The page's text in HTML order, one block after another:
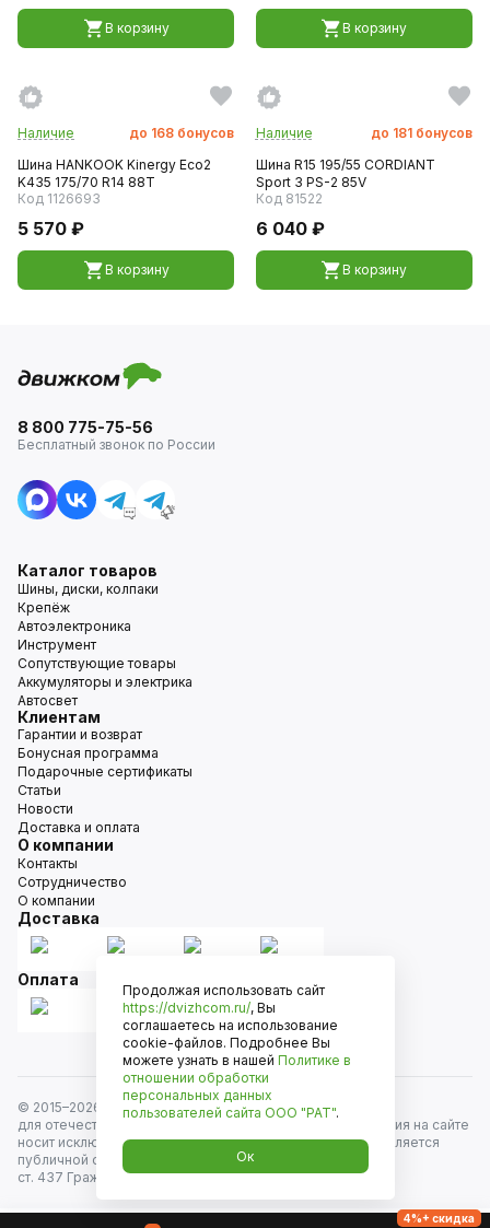
В корзину В корзину
Наличие до 168 бонусов
Шина HANKOOK Kinergy Eco2
K435 175/70 R14 88T
Код 1126693
5 570 ₽
В корзину
Наличие до 181 бонусов
Шина R15 195/55 CORDIANT
Sport 3 PS-2 85V
Код 81522
6 040 ₽
В корзину
8 800 775-75-56
Бесплатный звонок по России
Каталог товаров
Шины, диски, колпаки
Крепёж
Автоэлектроника
Инструмент
Сопутствующие товары
Аккумуляторы и электрика
Автосвет
Клиентам
Гарантии и возврат
Бонусная программа
Подарочные сертификаты
Статьи
Новости
Доставка и оплата
О компании
Контакты
Сотрудничество
О компании
Доставка
Оплата
© 2015–2026
Движком — сеть магазинов автозапчастей
для отечественных автомобилей и иномарок. Информация на сайте
носит исключительно информационный характер и не является
публичной офертой, определяемой положениями
ст. 437 Гражданского кодекса РФ. Все права защищены.
4%+ скидка
Продолжая использовать сайт
https://dvizhcom.ru/, Вы
соглашаетесь на использование
cookie-файлов. Подробнее Вы
можете узнать в нашей Политике в
отношении обработки
персональных данных
пользователей сайта ООО "РАТ".
Ок